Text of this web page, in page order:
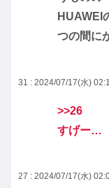
HUAWEI
つの間に
31 : 2024/07/17(水)
>>26
すげー…
27 : 2024/07/17(水)